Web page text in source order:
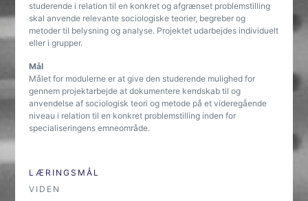
studerende i relation til en konkret og afgrænset problemstilling
skal anvende relevante sociologiske teorier, begreber og
metoder til belysning og analyse. Projektet udarbejdes individuelt
eller i grupper.
Mål
Målet for modulerne er at give den studerende mulighed for
gennem projektarbejde at dokumentere kendskab til og
anvendelse af sociologisk teori og metode på et videregående
niveau i relation til en konkret problemstilling inden for
specialiseringens emneområde.
LÆRINGSMÅL
VIDEN